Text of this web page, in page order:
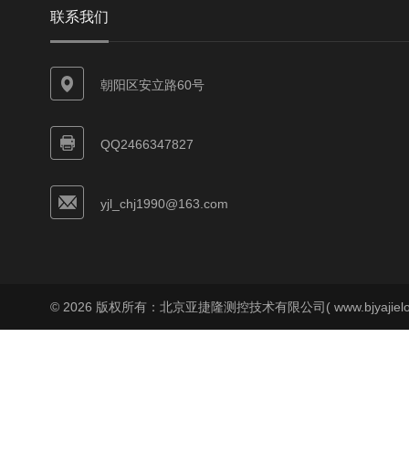
联系我们
朝阳区安立路60号
QQ2466347827
yjl_chj1990@163.com
© 2026 版权所有：北京亚捷隆测控技术有限公司(